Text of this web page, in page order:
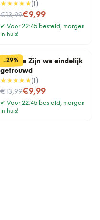
★★★★★( 1 )
€13,99
Nu voor€9,99
✔ Voor 22:45 besteld, morgen
in huis!
-29%
Tegeltje Zijn we eindelijk
getrouwd
★★★★★( 1 )
€13,99
Nu voor€9,99
✔ Voor 22:45 besteld, morgen
in huis!